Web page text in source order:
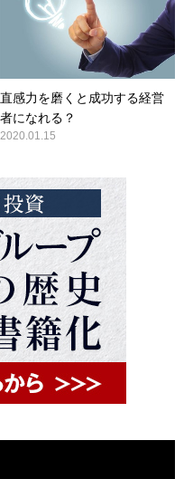
直感力を磨くと成功する経営
者になれる？
2020.01.15